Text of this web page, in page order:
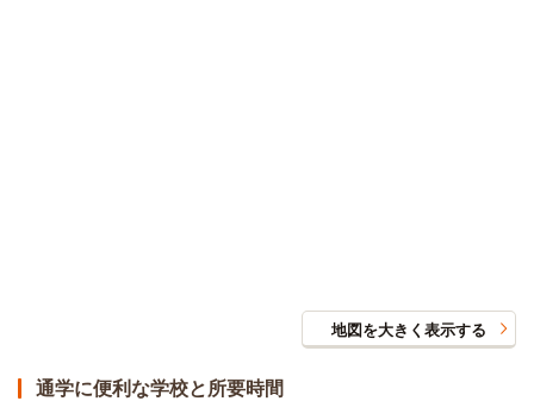
地図を大きく表示する
通学に便利な学校と所要時間